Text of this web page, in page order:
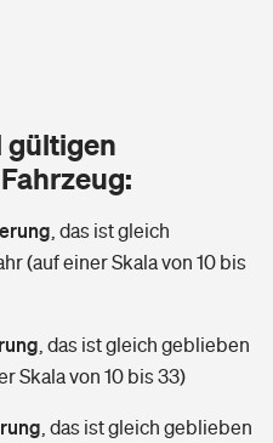
finden
gültigen
das ist gleich
(auf einer Skala von 10 bis
das ist gleich geblieben
Skala von 10 bis 33)
das ist gleich geblieben